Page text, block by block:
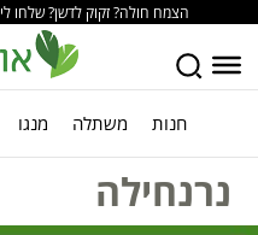
הצמח חולה? זקוק לדשן? שלחו לי
חנות משתלה מנגו
נרנחילה